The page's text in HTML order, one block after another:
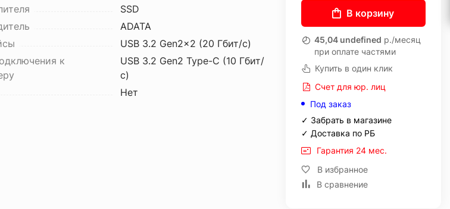
SSD
ADATA
USB 3.2 Gen2x2 (20 Гбит/с)
к
USB 3.2 Gen2 Type-C (10 Гбит/
с)
Нет
В корзину
45,04 undefined р./месяц
при оплате частями
Купить в один клик
Счет для юр. лиц
Под заказ
✓ Забрать в магазине
✓ Доставка по РБ
Гарантия 24 мес.
В избранное
В сравнение